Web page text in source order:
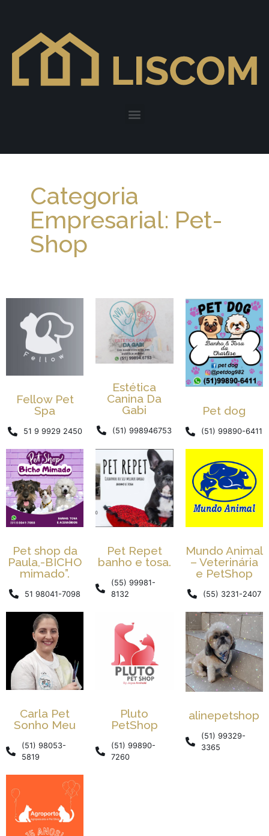
Categoria
Empresarial: Pet-
Shop
Fellow Pet
Spa
51 9 9929 2450
Estética
Canina Da
Gabi
(51) 998946753
Pet dog
(51) 99890-6411
Pet shop da
Paula,-BICHO
mimado”.
51 98041-7098
Pet Repet
banho e tosa.
(55) 99981-
8132
Mundo Animal
– Veterinária
e PetShop
(55) 3231-2407
Carla Pet
Sonho Meu
(51) 98053-
5819
Pluto
PetShop
(51) 99890-
7260
alinepetshop
(51) 99329-
3365